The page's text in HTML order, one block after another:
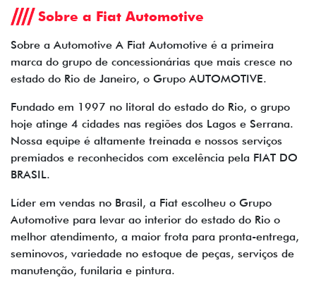
Sobre a Fiat Automotive
Sobre a Automotive A Fiat Automotive é a primeira
marca do grupo de concessionárias que mais cresce no
estado do Rio de Janeiro, o Grupo AUTOMOTIVE.
Fundado em 1997 no litoral do estado do Rio, o grupo
hoje atinge 4 cidades nas regiões dos Lagos e Serrana.
Nossa equipe é altamente treinada e nossos serviços
premiados e reconhecidos com excelência pela FIAT DO
BRASIL.
Líder em vendas no Brasil, a Fiat escolheu o Grupo
Automotive para levar ao interior do estado do Rio o
melhor atendimento, a maior frota para pronta-entrega,
seminovos, variedade no estoque de peças, serviços de
manutenção, funilaria e pintura.